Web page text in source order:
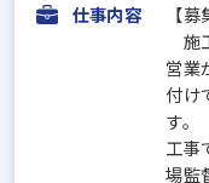
仕事内容
【
施
営業
付け
す。
工事
場監